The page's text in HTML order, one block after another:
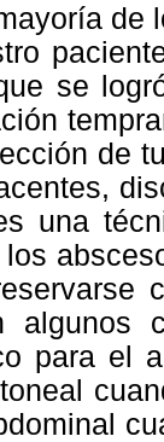
de
se
de
una
algunos
para el